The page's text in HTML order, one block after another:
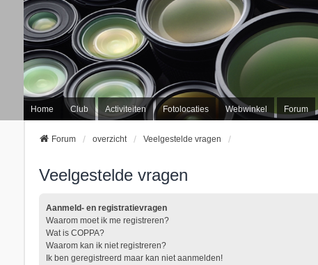
Home Club Activiteiten Fotolocaties Webwinkel Forum
Forum overzicht Veelgestelde vragen
Veelgestelde vragen
Aanmeld- en registratievragen
Waarom moet ik me registreren?
Wat is COPPA?
Waarom kan ik niet registreren?
Ik ben geregistreerd maar kan niet aanmelden!